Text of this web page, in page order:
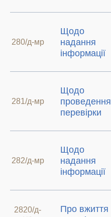
280/д-мр
Щодо
надання
інформації
281/д-мр
Щодо
проведення
перевірки
282/д-мр
Щодо
надання
інформації
2820/д-
Про вжиття